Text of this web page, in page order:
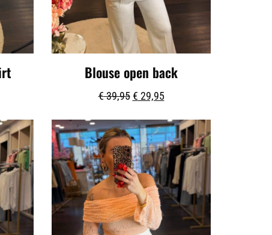
Blouse open back
€39,95 € 29,95